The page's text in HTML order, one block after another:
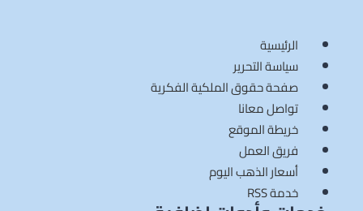
الرئيسية
سياسة التحرير
صفحة حقوق الملكية الفكرية
تواصل معانا
خريطة الموقع
فريق العمل
أسعار الذهب اليوم
خدمة RSS